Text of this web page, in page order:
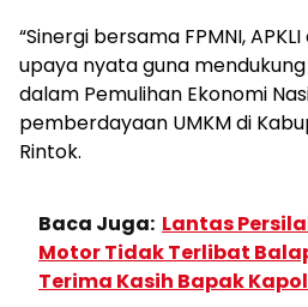
“Sinergi bersama FPMNI,
upaya nyata guna
dalam Pemulihan Ekonomi
pemberdayaan UMKM di
Rintok.
Baca Juga: Lantas
Motor Tidak Terlibat
Terima Kasih Bapak